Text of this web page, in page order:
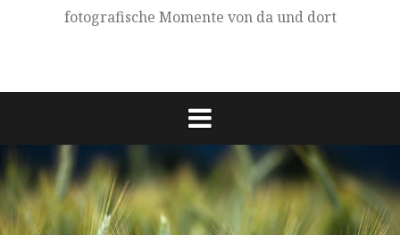
fotografische Momente von da und dort